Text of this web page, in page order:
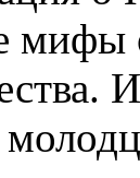
мифы